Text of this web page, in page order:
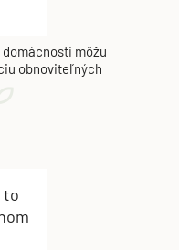
môžu
obnoviteľných
to